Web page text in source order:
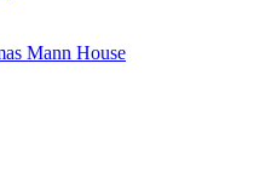
Mann House